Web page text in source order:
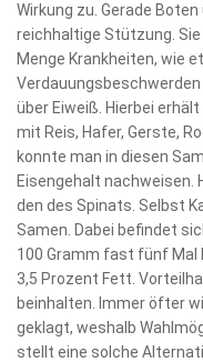
Wirkung zu. Gerade
reichhaltige Stützung.
Menge Krankheiten, wie
über Eiweiß. Hierbei
mit Reis, Hafer, Gerste,
konnte man in diesen
Eisengehalt
den des Spinats. Selbst
Samen. Dabei befindet
100 Gramm fast fünf Mal
3,5 Prozent Fett.
beinhalten. Immer öfter
geklagt, weshalb
stellt eine solche